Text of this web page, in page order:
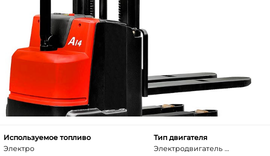
Используемое топливо
Электро
Тип двигателя
Электродвигатель ...